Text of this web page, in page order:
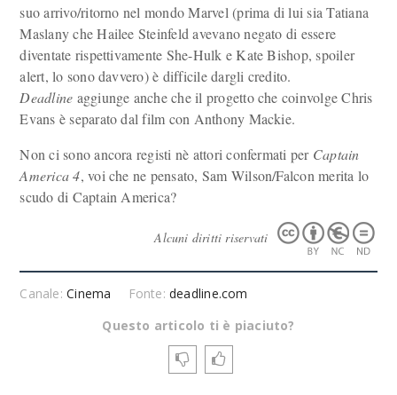
suo arrivo/ritorno nel mondo Marvel (prima di lui sia Tatiana
Maslany che Hailee Steinfeld avevano negato di essere
diventate rispettivamente She-Hulk e Kate Bishop, spoiler
alert, lo sono davvero) è difficile dargli credito.
Deadline aggiunge anche che il progetto che coinvolge Chris
Evans è separato dal film con Anthony Mackie.
Non ci sono ancora registi nè attori confermati per Captain
America 4, voi che ne pensato, Sam Wilson/Falcon merita lo
scudo di Captain America?
Alcuni diritti riservati
Canale:Cinema Fonte:deadline.com
Questo articolo ti è piaciuto?